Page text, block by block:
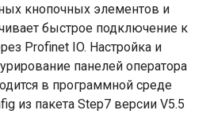
кнопочных элементов и
быстрое подключение к
Profinet IO. Настройка и
панелей оператора
в программной среде
из пакета Step7 версии V5.5